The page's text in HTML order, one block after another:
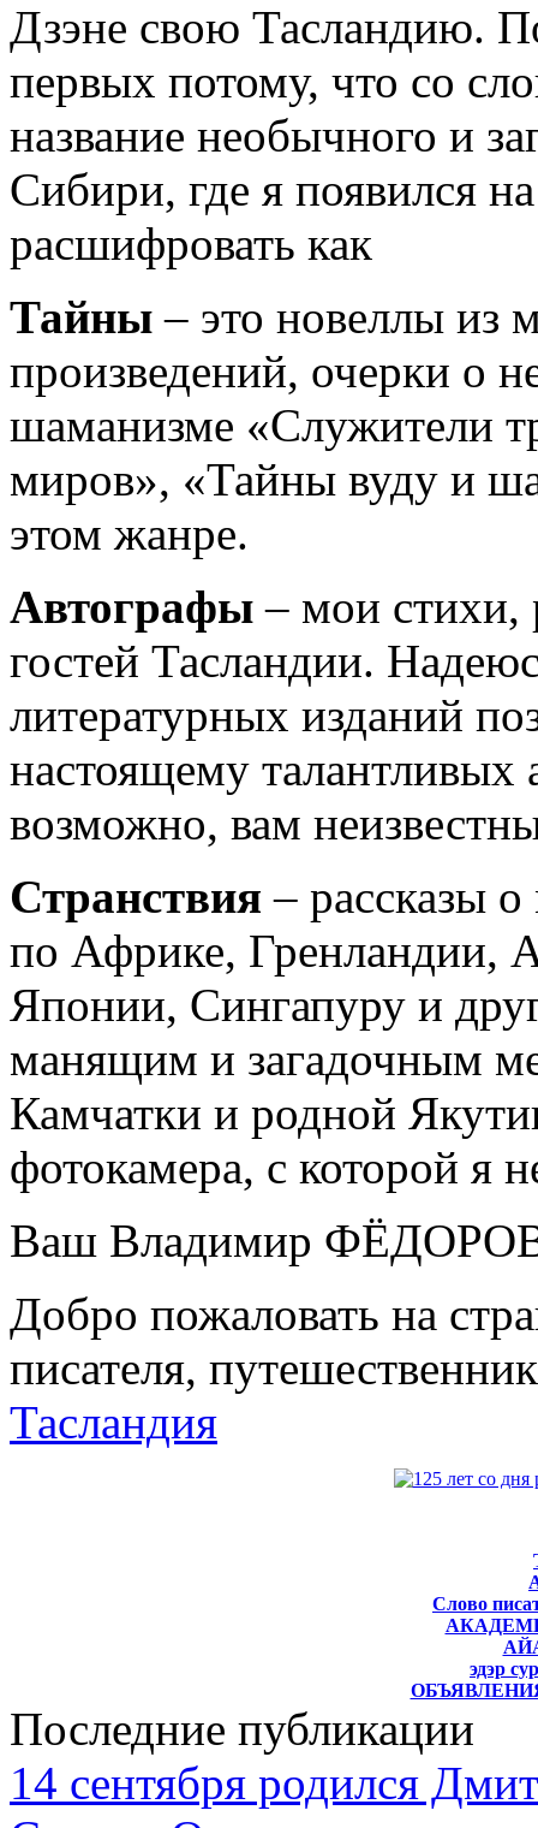
Дзэне свою Тасландию.
первых потому, что со
название необычного и
Сибири, где я появился
расшифровать как
Тайны – это новеллы из
произведений, очерки о
шаманизме «Служители
миров», «Тайны вуду и
этом жанре.
Автографы – мои стихи,
гостей Тасландии.
литературных изданий
настоящему талантливых
возможно, вам
Странствия – рассказы
по Африке, Гренландии,
Японии, Сингапуру и
манящим и загадочным
Камчатки и родной
фотокамера, с которой я
Ваш Владимир
Добро пожаловать на
писателя,
Тасландия
Слово
эдэр
Последние публикации
14 сентября родился